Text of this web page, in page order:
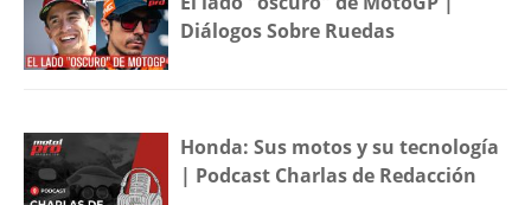
Diálogos Sobre Ruedas
Honda: Sus motos y su tecnología
| Podcast Charlas de Redacción